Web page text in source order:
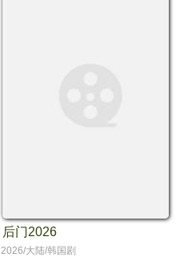
后门2026
2026/大陆/韩国剧